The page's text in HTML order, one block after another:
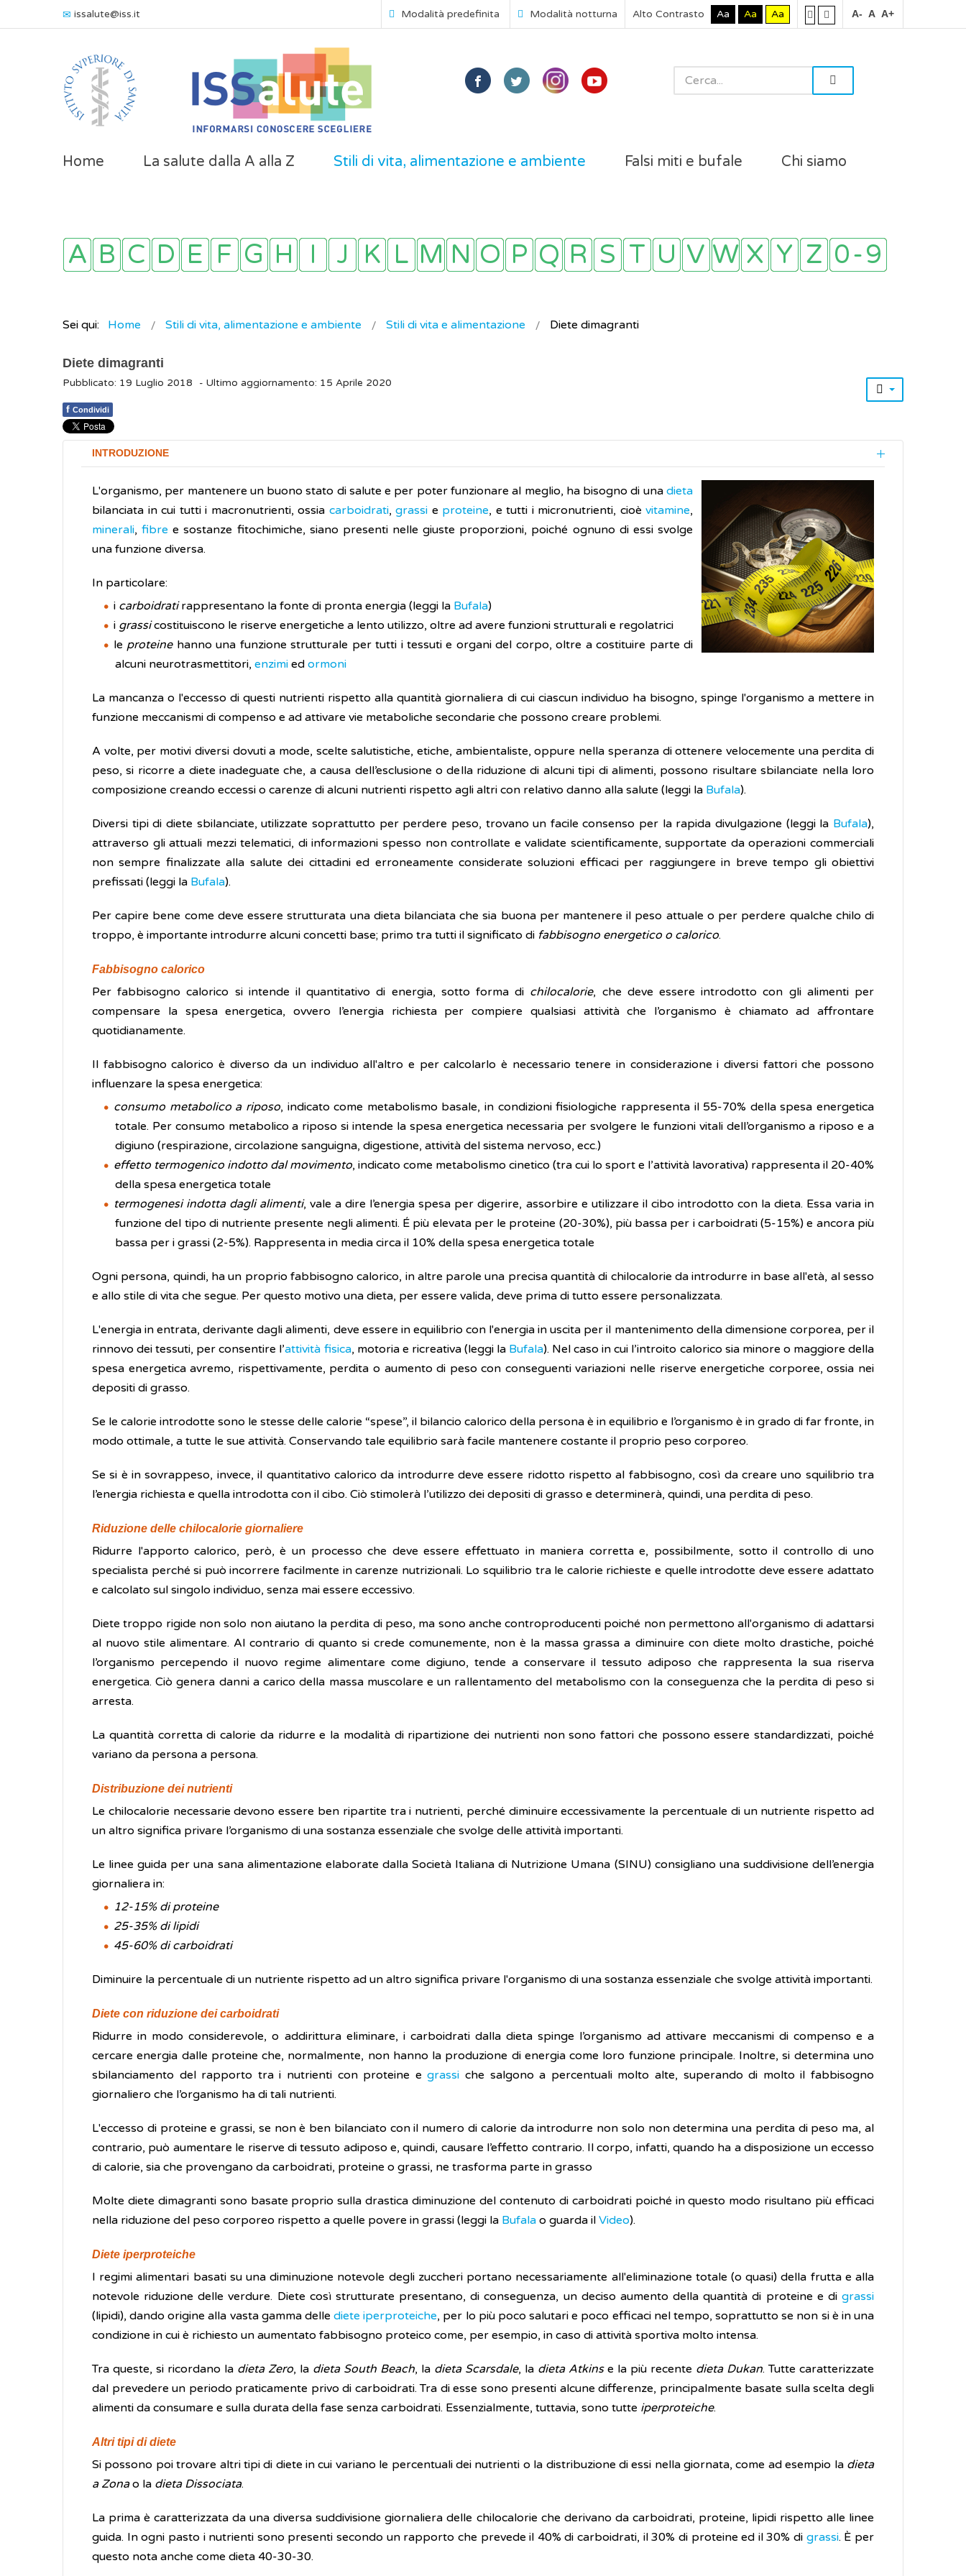
issalute@iss.it Modalità predefinita Modalità notturna Alto Contrasto Aa Aa Aa A- A A+
Home La salute dalla A alla Z Stili di vita, alimentazione e ambiente Falsi miti e bufale Chi siamo
Sei qui: Home Stili di vita, alimentazione e ambiente Stili di vita e alimentazione Diete dimagranti
Diete dimagranti
Pubblicato: 19 Luglio 2018 - Ultimo aggiornamento: 15 Aprile 2020
f Condividi
INTRODUZIONE
L'organismo, per mantenere un buono stato di salute e per poter funzionare al meglio, ha bisogno di una dieta
bilanciata in cui tutti i macronutrienti, ossia carboidrati, grassi e proteine, e tutti i micronutrienti, cioè vitamine,
minerali,fibre e sostanze fitochimiche, siano presenti nelle giuste proporzioni, poiché ognuno di essi svolge
una funzione diversa.
In particolare:
i carboidratirappresentano la fonte di pronta energia (leggi la Bufala)
i grassicostituiscono le riserve energetiche a lento utilizzo, oltre ad avere funzioni strutturali e regolatrici
le proteinehanno una funzione strutturale per tutti i tessuti e organi del corpo, oltre a costituire parte di
alcuni neurotrasmettitori, enzimi ed ormoni
La mancanza o l'eccesso di questi nutrienti rispetto alla quantità giornaliera di cui ciascun individuo ha bisogno, spinge l'organismo a mettere in
funzione meccanismi di compenso e ad attivare vie metaboliche secondarie che possono creare problemi.
A volte, per motivi diversi dovuti a mode, scelte salutistiche, etiche, ambientaliste, oppure nella speranza di ottenere velocemente una perdita di
peso, si ricorre a diete inadeguate che, a causa dell’esclusione o della riduzione di alcuni tipi di alimenti, possono risultare sbilanciate nella loro
composizione creando eccessi o carenze di alcuni nutrienti rispetto agli altri con relativo danno alla salute (leggi la Bufala).
Diversi tipi di diete sbilanciate, utilizzate soprattutto per perdere peso, trovano un facile consenso per la rapida divulgazione (leggi la Bufala),
attraverso gli attuali mezzi telematici, di informazioni spesso non controllate e validate scientificamente, supportate da operazioni commerciali
non sempre finalizzate alla salute dei cittadini ed erroneamente considerate soluzioni efficaci per raggiungere in breve tempo gli obiettivi
prefissati (leggi la Bufala).
Per capire bene come deve essere strutturata una dieta bilanciata che sia buona per mantenere il peso attuale o per perdere qualche chilo di
troppo, è importante introdurre alcuni concetti base; primo tra tutti il significato di fabbisogno energetico o calorico.
Fabbisogno calorico
Per fabbisogno calorico si intende il quantitativo di energia, sotto forma di chilocalorie, che deve essere introdotto con gli alimenti per
compensare la spesa energetica, ovvero l’energia richiesta per compiere qualsiasi attività che l’organismo è chiamato ad affrontare
quotidianamente.
Il fabbisogno calorico è diverso da un individuo all'altro e per calcolarlo è necessario tenere in considerazione i diversi fattori che possono
influenzare la spesa energetica:
consumo metabolico a riposo, indicato come metabolismo basale, in condizioni fisiologiche rappresenta il 55-70% della spesa energetica
totale. Per consumo metabolico a riposo si intende la spesa energetica necessaria per svolgere le funzioni vitali dell’organismo a riposo e a
digiuno (respirazione, circolazione sanguigna, digestione, attività del sistema nervoso, ecc.)
effetto termogenico indotto dal movimento, indicato come metabolismo cinetico (tra cui lo sport e l’attività lavorativa) rappresenta il 20-40%
della spesa energetica totale
termogenesi indotta dagli alimenti, vale a dire l’energia spesa per digerire, assorbire e utilizzare il cibo introdotto con la dieta. Essa varia in
funzione del tipo di nutriente presente negli alimenti. É più elevata per le proteine (20-30%), più bassa per i carboidrati (5-15%) e ancora più
bassa per i grassi (2-5%). Rappresenta in media circa il 10% della spesa energetica totale
Ogni persona, quindi, ha un proprio fabbisogno calorico, in altre parole una precisa quantità di chilocalorie da introdurre in base all'età, al sesso
e allo stile di vita che segue. Per questo motivo una dieta, per essere valida, deve prima di tutto essere personalizzata.
L'energia in entrata, derivante dagli alimenti, deve essere in equilibrio con l'energia in uscita per il mantenimento della dimensione corporea, per il
rinnovo dei tessuti, per consentire l’attività fisica, motoria e ricreativa (leggi laBufala). Nel caso in cui l’introito calorico sia minore o maggiore della
spesa energetica avremo, rispettivamente, perdita o aumento di peso con conseguenti variazioni nelle riserve energetiche corporee, ossia nei
depositi di grasso.
Se le calorie introdotte sono le stesse delle calorie “spese”, il bilancio calorico della persona è in equilibrio e l’organismo è in grado di far fronte, in
modo ottimale, a tutte le sue attività. Conservando tale equilibrio sarà facile mantenere costante il proprio peso corporeo.
Se si è in sovrappeso, invece, il quantitativo calorico da introdurre deve essere ridotto rispetto al fabbisogno, così da creare uno squilibrio tra
l’energia richiesta e quella introdotta con il cibo. Ciò stimolerà l’utilizzo dei depositi di grasso e determinerà, quindi, una perdita di peso.
Riduzione delle chilocalorie giornaliere
Ridurre l'apporto calorico, però, è un processo che deve essere effettuato in maniera corretta e, possibilmente, sotto il controllo di uno
specialista perché si può incorrere facilmente in carenze nutrizionali. Lo squilibrio tra le calorie richieste e quelle introdotte deve essere adattato
e calcolato sul singolo individuo, senza mai essere eccessivo.
Diete troppo rigide non solo non aiutano la perdita di peso, ma sono anche controproducenti poiché non permettono all'organismo di adattarsi
al nuovo stile alimentare. Al contrario di quanto si crede comunemente, non è la massa grassa a diminuire con diete molto drastiche, poiché
l’organismo percependo il nuovo regime alimentare come digiuno, tende a conservare il tessuto adiposo che rappresenta la sua riserva
energetica. Ciò genera danni a carico della massa muscolare e un rallentamento del metabolismo con la conseguenza che la perdita di peso si
arresta.
La quantità corretta di calorie da ridurre e la modalità di ripartizione dei nutrienti non sono fattori che possono essere standardizzati, poiché
variano da persona a persona.
Distribuzione dei nutrienti
Le chilocalorie necessarie devono essere ben ripartite tra i nutrienti, perché diminuire eccessivamente la percentuale di un nutriente rispetto ad
un altro significa privare l’organismo di una sostanza essenziale che svolge delle attività importanti.
Le linee guida per una sana alimentazione elaborate dalla Società Italiana di Nutrizione Umana (SINU) consigliano una suddivisione dell’energia
giornaliera in:
12-15% di proteine
25-35% di lipidi
45-60% di carboidrati
Diminuire la percentuale di un nutriente rispetto ad un altro significa privare l'organismo di una sostanza essenziale che svolge attività importanti.
Diete con riduzione dei carboidrati
Ridurre in modo considerevole, o addirittura eliminare, i carboidrati dalla dieta spinge l’organismo ad attivare meccanismi di compenso e a
cercare energia dalle proteine che, normalmente, non hanno la produzione di energia come loro funzione principale. Inoltre, si determina uno
sbilanciamento del rapporto tra i nutrienti con proteine egrassi che salgono a percentuali molto alte, superando di molto il fabbisogno
giornaliero che l’organismo ha di tali nutrienti.
L'eccesso di proteine e grassi, se non è ben bilanciato con il numero di calorie da introdurre non solo non determina una perdita di peso ma, al
contrario, può aumentare le riserve di tessuto adiposo e, quindi, causare l’effetto contrario. Il corpo, infatti, quando ha a disposizione un eccesso
di calorie, sia che provengano da carboidrati, proteine o grassi, ne trasforma parte in grasso
Molte diete dimagranti sono basate proprio sulla drastica diminuzione del contenuto di carboidrati poiché in questo modo risultano più efficaci
nella riduzione del peso corporeo rispetto a quelle povere in grassi (leggi la Bufala o guarda il Video).
Diete iperproteiche
I regimi alimentari basati su una diminuzione notevole degli zuccheri portano necessariamente all'eliminazione totale (o quasi) della frutta e alla
notevole riduzione delle verdure. Diete così strutturate presentano, di conseguenza, un deciso aumento della quantità di proteine e di grassi
(lipidi), dando origine alla vasta gamma dellediete iperproteiche, per lo più poco salutari e poco efficaci nel tempo, soprattutto se non si è in una
condizione in cui è richiesto un aumentato fabbisogno proteico come, per esempio, in caso di attività sportiva molto intensa.
Tra queste, si ricordano la dieta Zero, la dieta South Beach, la dieta Scarsdale, la dieta Atkinse la più recente dieta Dukan. Tutte caratterizzate
dal prevedere un periodo praticamente privo di carboidrati. Tra di esse sono presenti alcune differenze, principalmente basate sulla scelta degli
alimenti da consumare e sulla durata della fase senza carboidrati. Essenzialmente, tuttavia, sono tutte iperproteiche.
Altri tipi di diete
Si possono poi trovare altri tipi di diete in cui variano le percentuali dei nutrienti o la distribuzione di essi nella giornata, come ad esempio la dieta
a Zonao la dieta Dissociata.
La prima è caratterizzata da una diversa suddivisione giornaliera delle chilocalorie che derivano da carboidrati, proteine, lipidi rispetto alle linee
guida. In ogni pasto i nutrienti sono presenti secondo un rapporto che prevede il 40% di carboidrati, il 30% di proteine ed il 30% di grassi. È per
questo nota anche come dieta 40-30-30.